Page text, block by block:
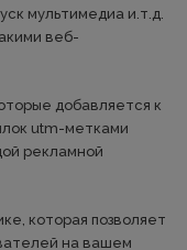
мультимедиа и.т.д.
веб-
добавляется к
utm-метками
рекламной
которая позволяет
на вашем